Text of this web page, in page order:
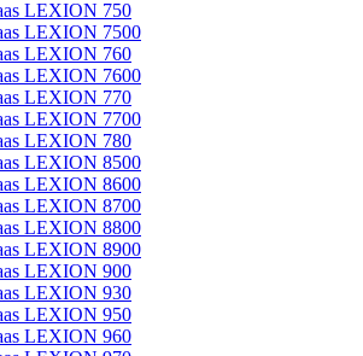
LEXION 750
LEXION 7500
LEXION 760
LEXION 7600
LEXION 770
LEXION 7700
LEXION 780
LEXION 8500
LEXION 8600
LEXION 8700
LEXION 8800
LEXION 8900
LEXION 900
LEXION 930
LEXION 950
LEXION 960